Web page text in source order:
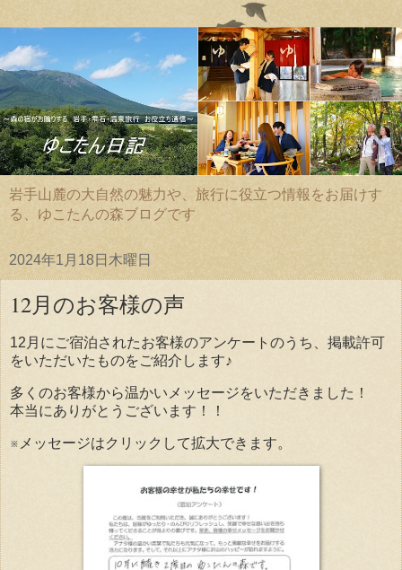
岩手山麓の大自然の魅力や、旅行に役立つ情報をお届けす
る、ゆこたんの森ブログです
2024年1月18日木曜日
12月のお客様の声
12月にご宿泊されたお客様のアンケートのうち、掲載許可
をいただいたものをご紹介します♪
多くのお客様から温かいメッセージをいただきました！
本当にありがとうございます！！
※メッセージはクリックして拡大できます。